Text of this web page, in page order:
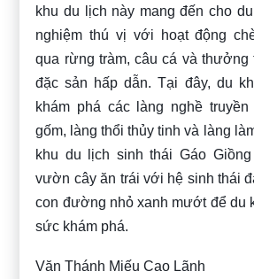
khu du lịch này mang đến cho
nghiệm thú vị với hoạt động
qua rừng tràm, câu cá và thưởng
đặc sản hấp dẫn. Tại đây, du
khám phá các làng nghề
gốm, làng thổi thủy tinh và làng
khu du lịch sinh thái Gáo
vườn cây ăn trái với hệ sinh thái
con đường nhỏ xanh mướt để du
sức khám phá.
Văn Thánh Miếu Cao Lãnh